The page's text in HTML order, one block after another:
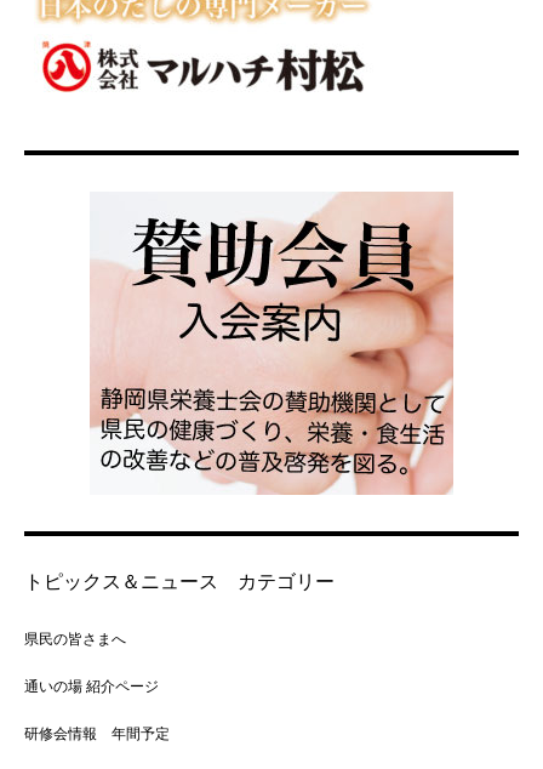
トピックス＆ニュース カテゴリー
県民の皆さまへ
通いの場 紹介ページ
研修会情報 年間予定